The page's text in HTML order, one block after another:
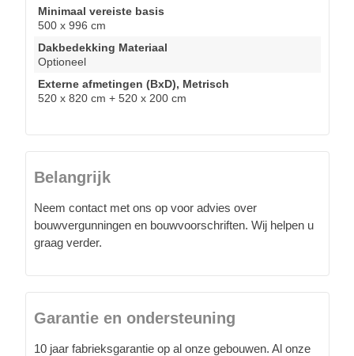
Minimaal vereiste basis
500 x 996 cm
Dakbedekking Materiaal
Optioneel
Externe afmetingen (BxD), Metrisch
520 x 820 cm + 520 x 200 cm
Belangrijk
Neem contact met ons op voor advies over
bouwvergunningen en bouwvoorschriften. Wij helpen u
graag verder.
Garantie en ondersteuning
10 jaar fabrieksgarantie op al onze gebouwen. Al onze